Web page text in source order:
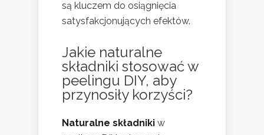
są kluczem do osiągnięcia
satysfakcjonujących efektów.
Jakie naturalne
składniki stosować w
peelingu DIY, aby
przynosiły korzyści?
Naturalne składniki w